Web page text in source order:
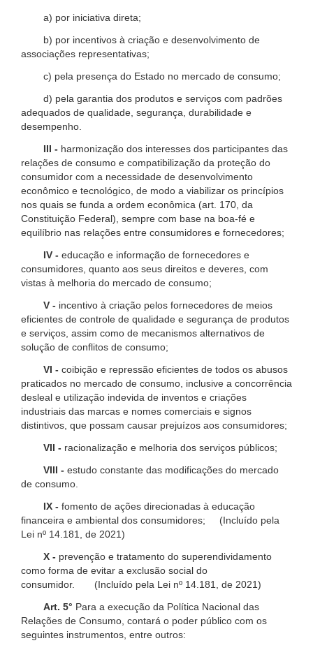
a) por iniciativa direta;
b) por incentivos à criação e desenvolvimento de
associações representativas;
c) pela presença do Estado no mercado de consumo;
d) pela garantia dos produtos e serviços com padrões
adequados de qualidade, segurança, durabilidade e
desempenho.
III - harmonização dos interesses dos participantes das
relações de consumo e compatibilização da proteção do
consumidor com a necessidade de desenvolvimento
econômico e tecnológico, de modo a viabilizar os princípios
nos quais se funda a ordem econômica (art. 170, da
Constituição Federal), sempre com base na boa-fé e
equilíbrio nas relações entre consumidores e fornecedores;
IV - educação e informação de fornecedores e
consumidores, quanto aos seus direitos e deveres, com
vistas à melhoria do mercado de consumo;
V - incentivo à criação pelos fornecedores de meios
eficientes de controle de qualidade e segurança de produtos
e serviços, assim como de mecanismos alternativos de
solução de conflitos de consumo;
VI - coibição e repressão eficientes de todos os abusos
praticados no mercado de consumo, inclusive a concorrência
desleal e utilização indevida de inventos e criações
industriais das marcas e nomes comerciais e signos
distintivos, que possam causar prejuízos aos consumidores;
VII - racionalização e melhoria dos serviços públicos;
VIII - estudo constante das modificações do mercado
de consumo.
IX - fomento de ações direcionadas à educação
financeira e ambiental dos consumidores; (Incluído pela
Lei nº 14.181, de 2021)
X - prevenção e tratamento do superendividamento
como forma de evitar a exclusão social do
consumidor. (Incluído pela Lei nº 14.181, de 2021)
Art. 5° Para a execução da Política Nacional das
Relações de Consumo, contará o poder público com os
seguintes instrumentos, entre outros: